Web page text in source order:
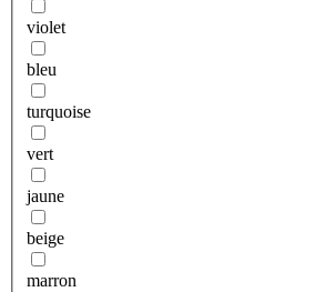
violet
bleu
turquoise
vert
jaune
beige
marron